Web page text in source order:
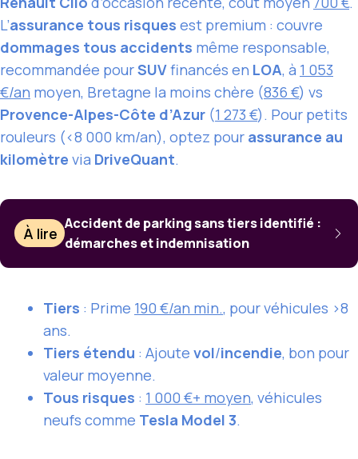
L’assurance tous risques est premium : couvre
dommages tous accidents même responsable,
recommandée pourSUVfinancés en LOA, à 1 053
€/an moyen, Bretagne la moins chère (836 €) vs
Provence-Alpes-Côte d’Azur (1 273 €). Pour petits
rouleurs (<8 000 km/an), optez pour assurance au
kilomètre via DriveQuant.
À lire
Accident de parking sans tiers identifié :
démarches et indemnisation
Tiers : Prime 190 €/an min., pour véhicules >8
ans.
Tiers étendu : Ajoute vol/incendie, bon pour
valeur moyenne.
Tous risques : 1 000 €+ moyen, véhicules
neufs comme Tesla Model 3.